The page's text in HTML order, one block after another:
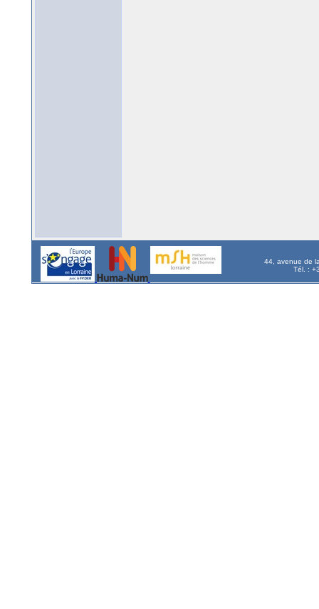
44, avenue de
Tél. :